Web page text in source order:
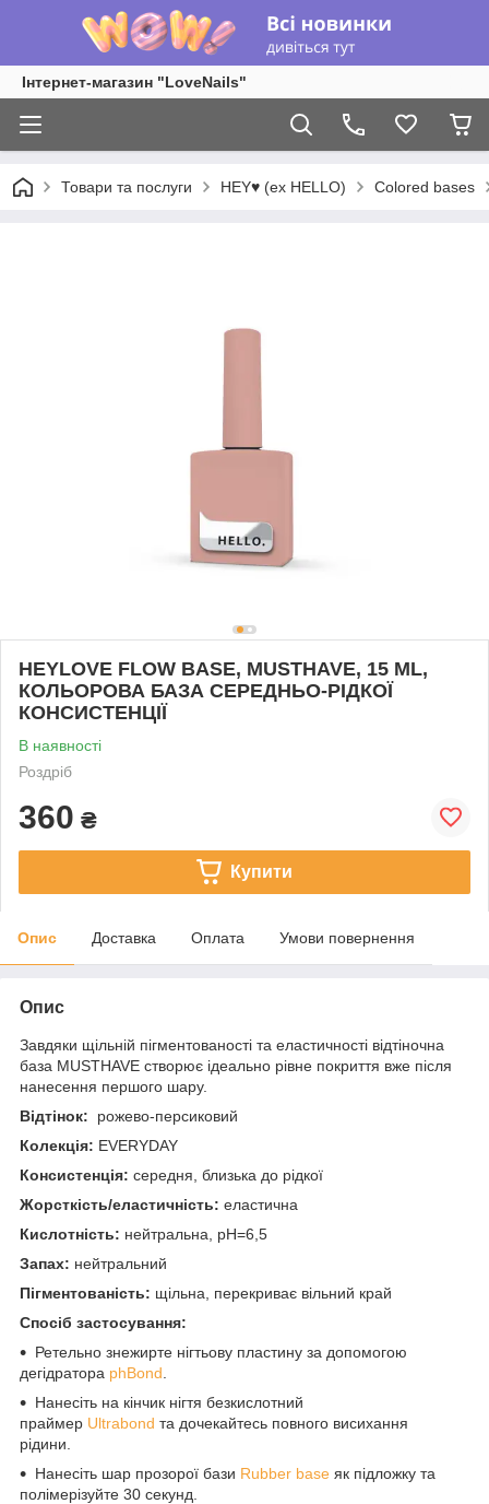
Інтернет-магазин "LoveNails"
Товари та послуги HEY♥ (ex HELLO) Colored bases
HEYLOVE FLOW BASE, MUSTHAVE, 15 ML,
КОЛЬОРОВА БАЗА СЕРЕДНЬО-РІДКОЇ
КОНСИСТЕНЦІЇ
В наявності
Роздріб
360 ₴
Купити
Опис Доставка Оплата Умови повернення
Опис
Завдяки щільній пігментованості та еластичності відтіночна
база MUSTHAVE створює ідеально рівне покриття вже після
нанесення першого шару.
Відтінок: рожево-персиковий
Колекція: EVERYDAY
Консистенція: середня, близька до рідкої
Жорсткість/еластичність: еластична
Кислотність: нейтральна, pH=6,5
Запах: нейтральний
Пігментованість: щільна, перекриває вільний край
Спосіб застосування:
Ретельно знежирте нігтьову пластину за допомогою
дегідратора phBond
Нанесіть на кінчик нігтя безкислотний
праймер Ultrabond та дочекайтесь повного висихання
рідини.
Нанесіть шар прозорої бази Rubber base як підложку та
полімерізуйте 30 секунд.